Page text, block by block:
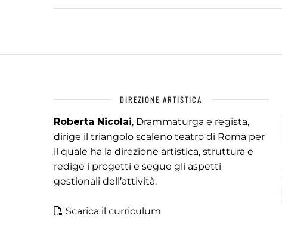
DIREZIONE ARTISTICA
Roberta Nicolai, Drammaturga e regista,
dirige il triangolo scaleno teatro di Roma per
il quale ha la direzione artistica, struttura e
redige i progetti e segue gli aspetti
gestionali dell’attività.
Scarica il curriculum